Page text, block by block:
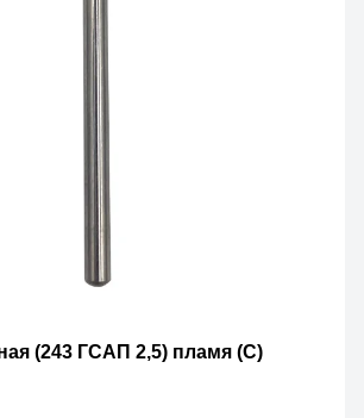
(243 ГСАП 2,5) пламя (С)